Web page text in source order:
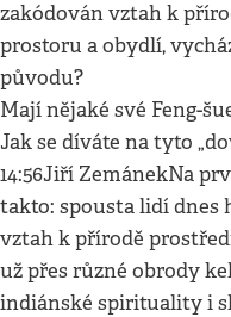
zakódován vztah k
prostoru a obydlí,
původu?
Mají nějaké své Feng-
Jak se díváte na tyto
14:56Jiří ZemánekNa
takto: spousta lidí dnes
vztah k přírodě
už přes různé obrody
indiánské spirituality i